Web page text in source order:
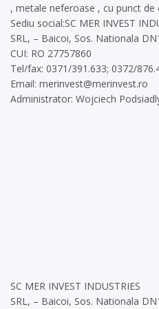
, metale neferoase , cu punct de
Sediu social:SC MER INVEST
SRL, – Baicoi, Sos. Nationala
CUI: RO 27757860
Tel/fax: 0371/391.633; 0372/
Email: merinvest@merinvest.ro
Administrator: Wojciech
SC MER INVEST INDUSTRIES
SRL, – Baicoi, Sos. Nationala